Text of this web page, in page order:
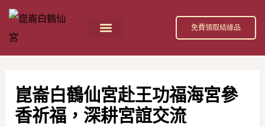
免費領取結緣品
崑崙白鶴仙宮赴王功福海宮參
香祈福，深耕宮誼交流
Post